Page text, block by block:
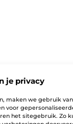
je privacy
maken we gebruik
voor
het sitegebruik. Zo